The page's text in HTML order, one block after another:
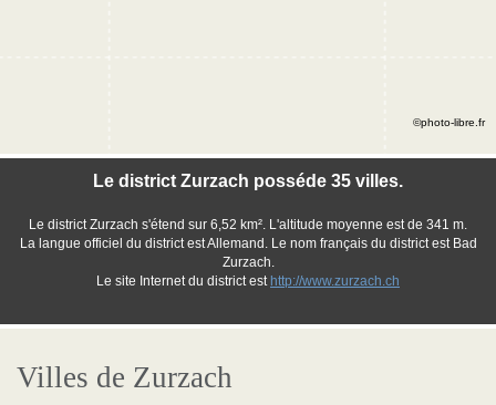
Le district Zurzach posséde 35 villes.
Le district Zurzach s'étend sur 6,52 km². L'altitude moyenne est de 341 m.
La langue officiel du district est Allemand. Le nom français du district est Bad
Zurzach.
Le site Internet du district est http://www.zurzach.ch
©photo-libre.fr
Villes de Zurzach